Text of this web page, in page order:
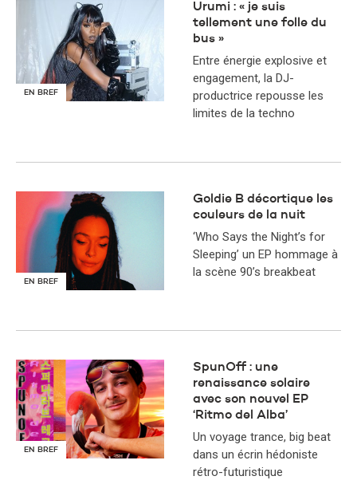
EN BREF
Urumi : « je suis
tellement une folle du
bus »
Entre énergie explosive et
engagement, la DJ-
productrice repousse les
limites de la techno
EN BREF
Goldie B décortique les
couleurs de la nuit
‘Who Says the Night’s for
Sleeping’ un EP hommage à
la scène 90’s breakbeat
EN BREF
SpunOff : une
renaissance solaire
avec son nouvel EP
‘Ritmo del Alba’
Un voyage trance, big beat
dans un écrin hédoniste
rétro-futuristique